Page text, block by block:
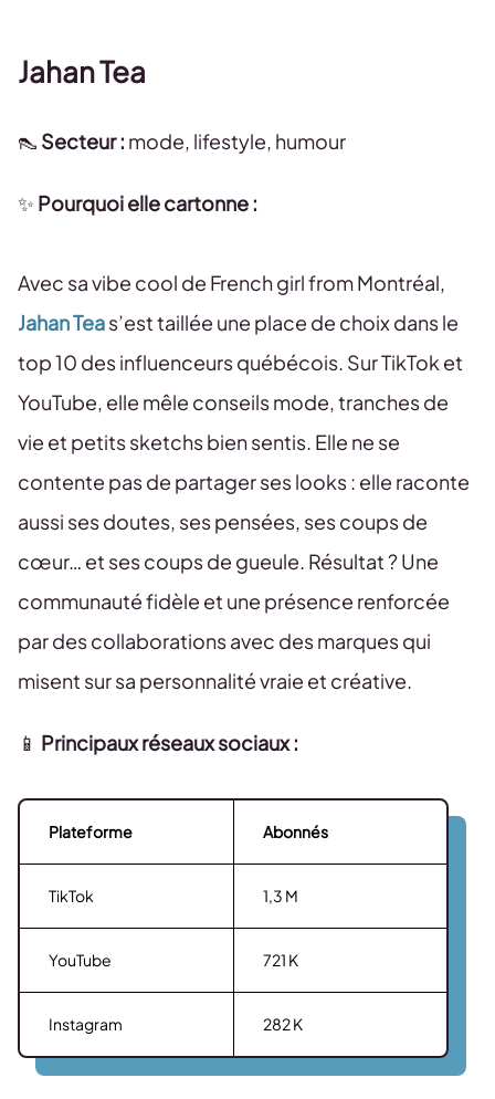
Jahan Tea
👠 Secteur : mode, lifestyle, humour
✨ Pourquoi elle cartonne :
Avec sa vibe cool de French girl from Montréal,
Jahan Teas’est taillée une place de choix dans le
top 10 des influenceurs québécois. Sur TikTok et
YouTube, elle mêle conseils mode, tranches de
vie et petits sketchs bien sentis. Elle ne se
contente pas de partager ses looks : elle raconte
aussi ses doutes, ses pensées, ses coups de
cœur… et ses coups de gueule. Résultat ? Une
communauté fidèle et une présence renforcée
par des collaborations avec des marques qui
misent sur sa personnalité vraie et créative.
📱 Principaux réseaux sociaux :
Plateforme Abonnés
TikTok 1,3 M
YouTube 721 K
Instagram 282 K